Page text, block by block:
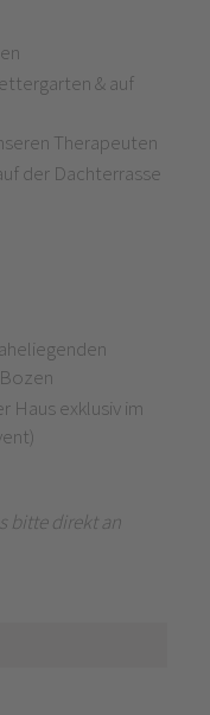
& auf
Therapeuten
der Dachterrasse
Haus exklusiv im
bitte direkt an